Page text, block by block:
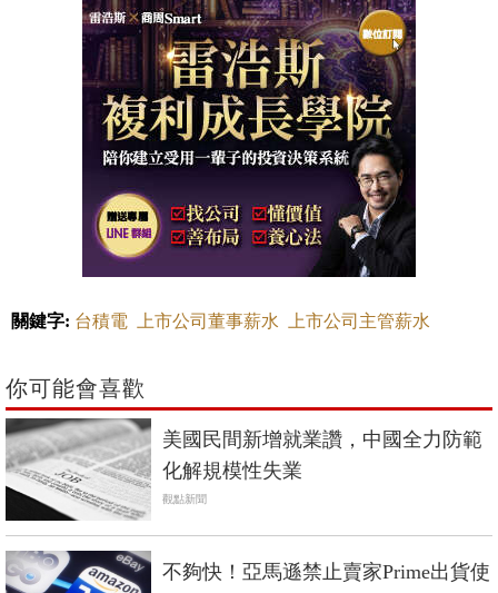
關鍵字: 台積電 上市公司董事薪水 上市公司主管薪水
你可能會喜歡
美國民間新增就業讚，中國全力防範
化解規模性失業
觀點新聞
不夠快！亞馬遜禁止賣家Prime出貨使